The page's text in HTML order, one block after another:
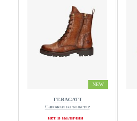
NEW
TT.BAGATT
Сапожки на танкетке
нет в наличии